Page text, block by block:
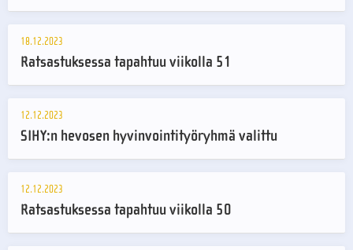
18.12.2023
Ratsastuksessa tapahtuu viikolla 51
12.12.2023
SIHY:n hevosen hyvinvointityöryhmä valittu
12.12.2023
Ratsastuksessa tapahtuu viikolla 50